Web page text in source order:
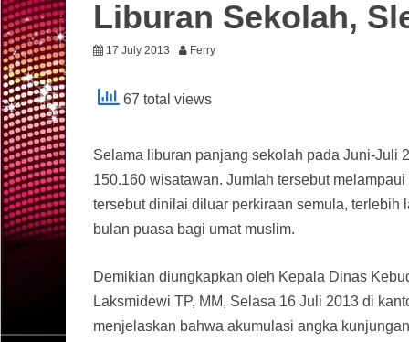
Liburan Sekolah,
17 July 2013 Ferry
67 total views
Selama liburan panjang sekolah pada Juni-
150.160 wisatawan. Jumlah tersebut
tersebut dinilai diluar perkiraan semula,
bulan puasa bagi umat muslim.
Demikian diungkapkan oleh Kepala Dinas
Laksmidewi TP, MM, Selasa 16 Juli 2013 di
menjelaskan bahwa akumulasi angka